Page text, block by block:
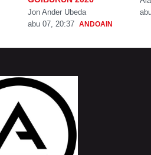
Jon Ander Ubeda
abu 07, 20:37 ANDOAIN